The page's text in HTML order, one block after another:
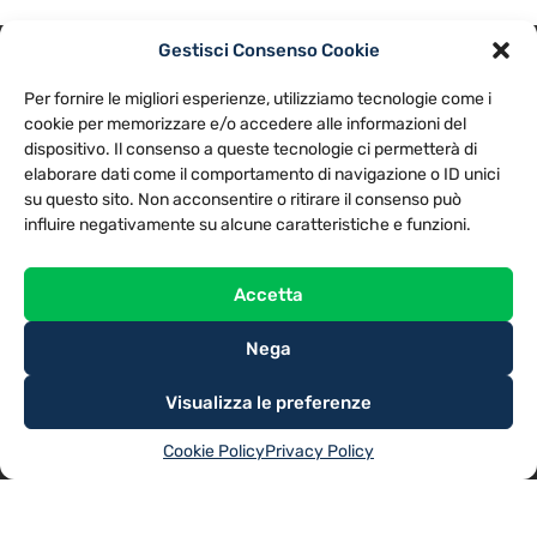
Gestisci Consenso Cookie
Per fornire le migliori esperienze, utilizziamo tecnologie come i
cookie per memorizzare e/o accedere alle informazioni del
dispositivo. Il consenso a queste tecnologie ci permetterà di
elaborare dati come il comportamento di navigazione o ID unici
su questo sito. Non acconsentire o ritirare il consenso può
influire negativamente su alcune caratteristiche e funzioni.
Accetta
Nega
Visualizza le preferenze
Cookie PolicyPrivacy Policy
NOTE LEGALI
CONTATTACI PREFERENZE
TV LIBERA S.P.A.
Via Monteleonese 95/21 – 51100 Pistoia (PT)
Tel. 0573.9136 / Fax 0573.913615